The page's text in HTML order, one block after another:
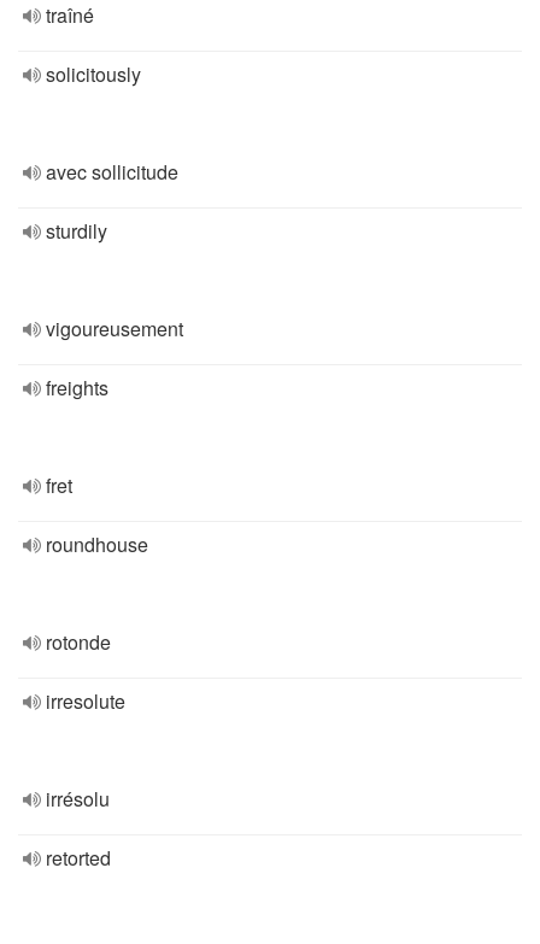
traîné
solicitously
avec sollicitude
sturdily
vigoureusement
freights
fret
roundhouse
rotonde
irresolute
irrésolu
retorted